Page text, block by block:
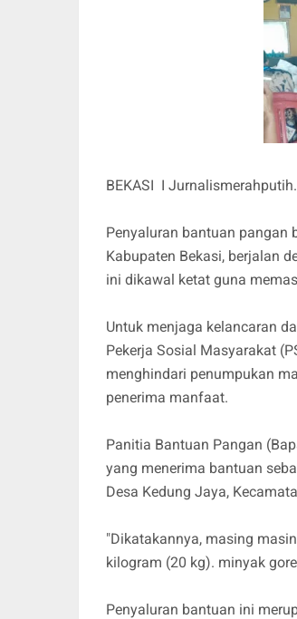
BEKASI I
Penyaluran bantuan pangan
Kabupaten Bekasi, berjalan
ini dikawal ketat guna
​Untuk menjaga kelancaran
Pekerja Sosial Masyarakat
menghindari penumpukan
penerima manfaat.
Panitia Bantuan Pangan
yang menerima bantuan
Desa Kedung Jaya,
"Dikatakannya, masing
kilogram (20 kg). minyak
Penyaluran bantuan ini